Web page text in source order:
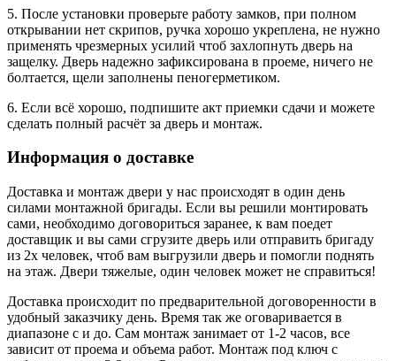
5. После установки проверьте работу замков, при полном
открывании нет скрипов, ручка хорошо укреплена, не нужно
применять чрезмерных усилий чтоб захлопнуть дверь на
защелку. Дверь надежно зафиксирована в проеме, ничего не
болтается, щели заполнены пеногерметиком.
6. Если всё хорошо, подпишите акт приемки сдачи и можете
сделать полный расчёт за дверь и монтаж.
Информация о доставке
Доставка и монтаж двери у нас происходят в один день
силами монтажной бригады. Если вы решили монтировать
сами, необходимо договориться заранее, к вам поедет
доставщик и вы сами сгрузите дверь или отправить бригаду
из 2х человек, чтоб вам выгрузили дверь и помогли поднять
на этаж. Двери тяжелые, один человек может не справиться!
Доставка происходит по предварительной договоренности в
удобный заказчику день. Время так же оговаривается в
диапазоне с и до. Сам монтаж занимает от 1-2 часов, все
зависит от проема и объема работ. Монтаж под ключ с